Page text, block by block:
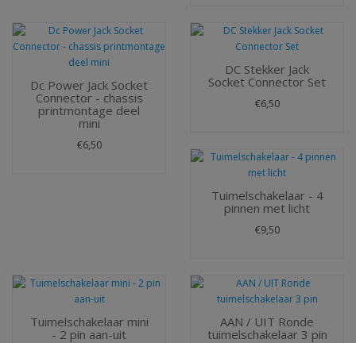
Dc Power Jack Socket
Connector - chassis
printmontage deel
mini
€6,50
DC Stekker Jack
Socket Connector Set
€6,50
Tuimelschakelaar - 4
pinnen met licht
€9,50
Tuimelschakelaar mini
- 2 pin aan-uit
AAN / UIT Ronde
tuimelschakelaar 3 pin